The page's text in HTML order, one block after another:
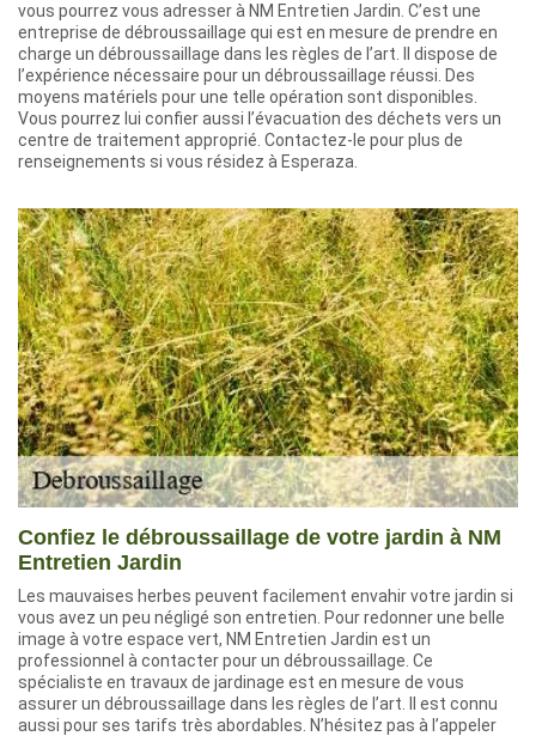
vous pourrez vous adresser à NM Entretien Jardin. C’est une
entreprise de débroussaillage qui est en mesure de prendre en
charge un débroussaillage dans les règles de l’art. Il dispose de
l’expérience nécessaire pour un débroussaillage réussi. Des
moyens matériels pour une telle opération sont disponibles.
Vous pourrez lui confier aussi l’évacuation des déchets vers un
centre de traitement approprié. Contactez-le pour plus de
renseignements si vous résidez à Esperaza.
Confiez le débroussaillage de votre jardin à NM
Entretien Jardin
Les mauvaises herbes peuvent facilement envahir votre jardin si
vous avez un peu négligé son entretien. Pour redonner une belle
image à votre espace vert, NM Entretien Jardin est un
professionnel à contacter pour un débroussaillage. Ce
spécialiste en travaux de jardinage est en mesure de vous
assurer un débroussaillage dans les règles de l’art. Il est connu
aussi pour ses tarifs très abordables. N’hésitez pas à l’appeler